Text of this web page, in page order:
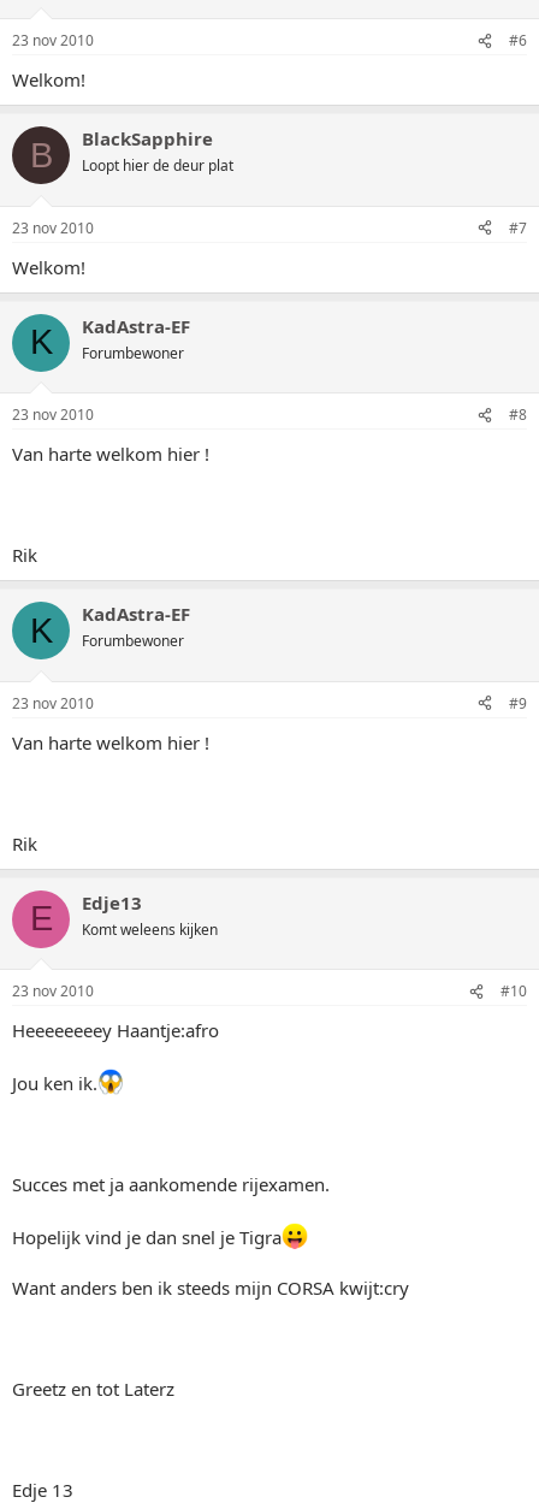
23 nov 2010 #6
Welkom!
B BlackSapphire
Loopt hier de deur plat
23 nov 2010 #7
Welkom!
K KadAstra-EF
Forumbewoner
23 nov 2010 #8
Van harte welkom hier !
Rik
K KadAstra-EF
Forumbewoner
23 nov 2010 #9
Van harte welkom hier !
Rik
E Edje13
Komt weleens kijken
23 nov 2010 #10
Heeeeeeeey Haantje:afro
Jou ken ik.
Succes met ja aankomende rijexamen.
Hopelijk vind je dan snel je Tigra
Want anders ben ik steeds mijn CORSA kwijt:cry
Greetz en tot Laterz
Edje 13